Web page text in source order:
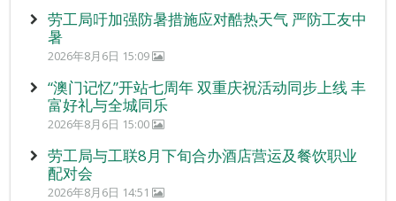
劳工局吁加强防暑措施应对酷热天气 严防工友中
暑
2026年8月6日 15:09
“澳门记忆”开站七周年 双重庆祝活动同步上线 丰
富好礼与全城同乐
2026年8月6日 15:00
劳工局与工联8月下旬合办酒店营运及餐饮职业
配对会
2026年8月6日 14:51